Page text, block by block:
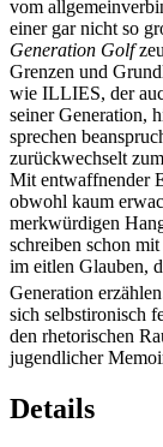
vom
einer gar nicht so
Generation Golf
Grenzen und
wie ILLIES, der
seiner Generation,
sprechen
zurückwechselt
Mit entwaffnender
obwohl kaum
merkwürdigen
schreiben schon
im eitlen Glauben,
Generation
sich selbstironisch
den rhetorischen
jugendlicher
Details